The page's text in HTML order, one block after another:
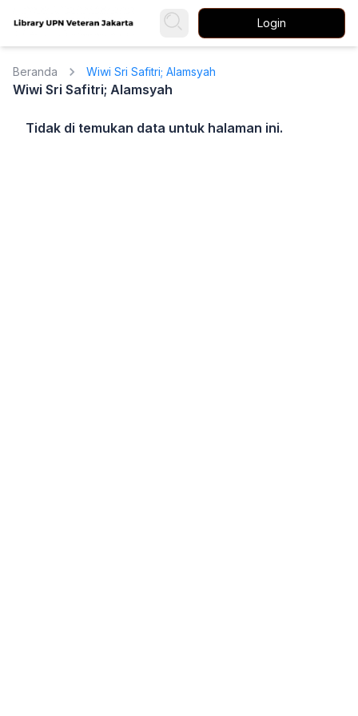
Login
Beranda Wiwi Sri Safitri; Alamsyah
Wiwi Sri Safitri; Alamsyah
Tidak di temukan data untuk halaman ini.